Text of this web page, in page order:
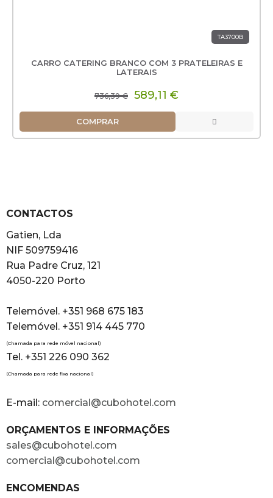
TA3700B
CARRO CATERING BRANCO COM 3 PRATELEIRAS E
LATERAIS
736,39 € 589,11 €
COMPRAR
CONTACTOS
Gatien, Lda
NIF 509759416
Rua Padre Cruz, 121
4050-220 Porto
Telemóvel. +351 968 675 183
Telemóvel. +351 914 445 770
(Chamada para rede móvel nacional)
Tel. +351 226 090 362
(Chamada para rede fixa nacional)
E-mail: comercial@cubohotel.com
ORÇAMENTOS E INFORMAÇÕES
sales@cubohotel.com
comercial@cubohotel.com
ENCOMENDAS